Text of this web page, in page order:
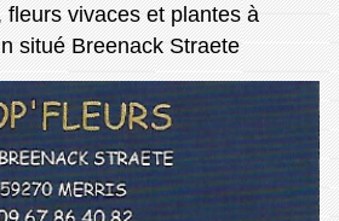
fleurs vivaces et plantes à
situé Breenack Straete